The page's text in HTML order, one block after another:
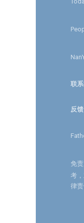
联
反
免责
考
律责